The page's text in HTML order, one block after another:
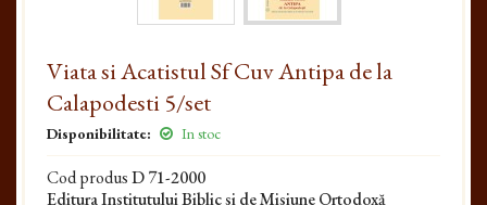
Viata si Acatistul Sf Cuv Antipa de la
Calapodesti 5/set
Disponibilitate: In stoc
Cod produsD 71-2000
Editura Institutului Biblic si de Misiune Ortodoxă